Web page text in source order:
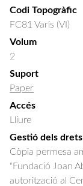
Codi Topogràfic
FC81 Varis (VI)
Volum
2
Suport
Paper
Accés
Lliure
Gestió dels
Còpia permesa
"Fundació Joan
autorització al